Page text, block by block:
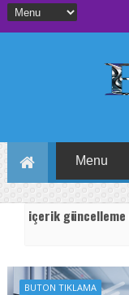
içerik güncelleme
BUTON TIKLAMA